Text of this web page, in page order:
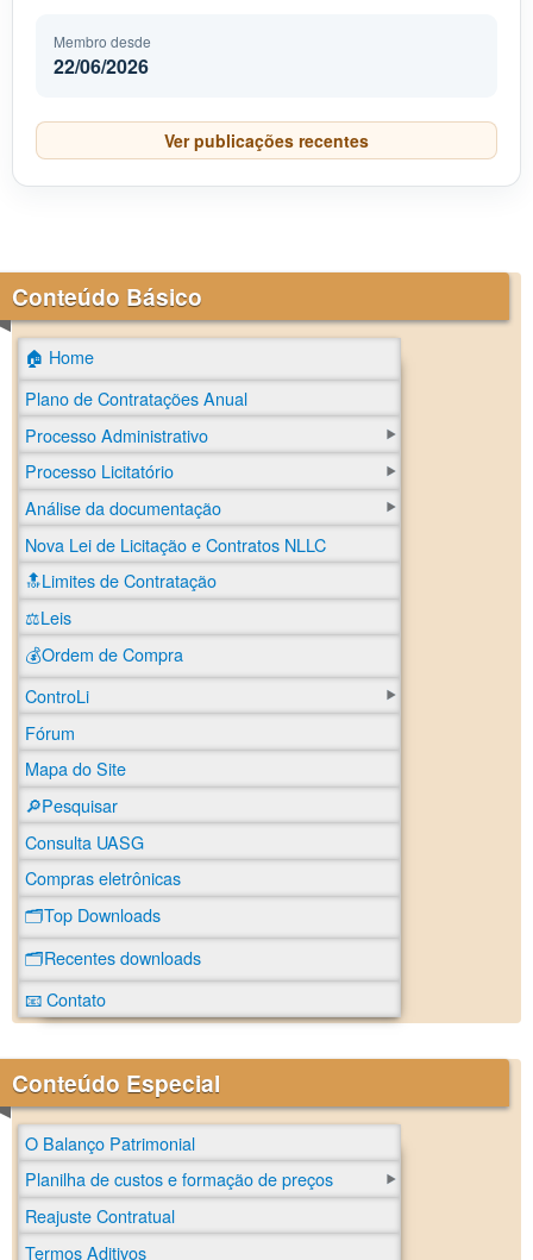
Membro desde
22/06/2026
Ver publicações recentes
Conteúdo Básico
🏠 Home
Plano de Contratações Anual
Processo Administrativo
Processo Licitatório
Análise da documentação
Nova Lei de Licitação e Contratos NLLC
🔝Limites de Contratação
⚖️Leis
💰Ordem de Compra
ControLi
Fórum
Mapa do Site
🔎Pesquisar
Consulta UASG
Compras eletrônicas
🗂️Top Downloads
🗂️Recentes downloads
📧 Contato
Conteúdo Especial
O Balanço Patrimonial
Planilha de custos e formação de preços
Reajuste Contratual
Termos Aditivos